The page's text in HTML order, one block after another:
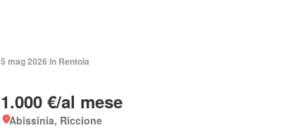
5 mag 2026 in Rentola
1.000 €/al mese
Abissinia, Riccione